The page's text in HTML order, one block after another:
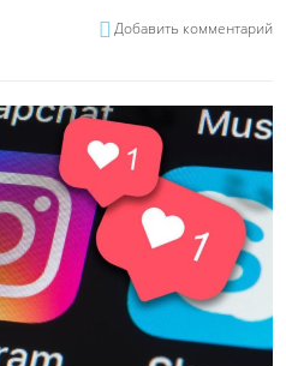
Добавить комментарий